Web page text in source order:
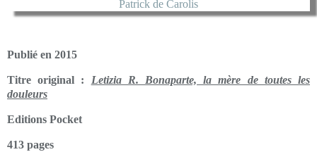
Publié en 2015
Titre original : Letizia R. Bonaparte, la mère de toutes les
douleurs
Editions Pocket
413 pages